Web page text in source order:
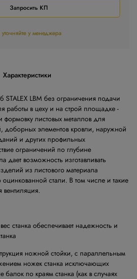
Запросить КП
у менеджера
Характеристики
STALEX LBM без ограничения подачи
работы в цеху и на строй площадке -
формовку листовых металлов для
доборных элементов кровли, наружной
и других профильных
ограничений по глубине
дает возможность изготавливать
из листового материала
стали. В том числе и такие
вентиляция.
станка обеспечивает надежность и
ножной стойки, с параллельным
ножек станка исключающих
по краям станка (как в случаях